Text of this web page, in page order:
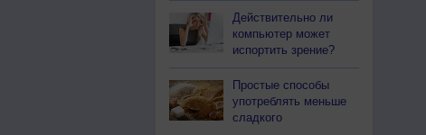
Действительно ли
компьютер может
испортить зрение?
Простые способы
употреблять меньше
сладкого